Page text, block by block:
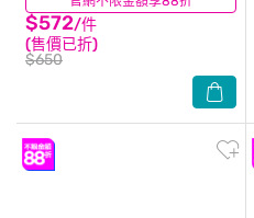
$572/件
(售價已折)
$650